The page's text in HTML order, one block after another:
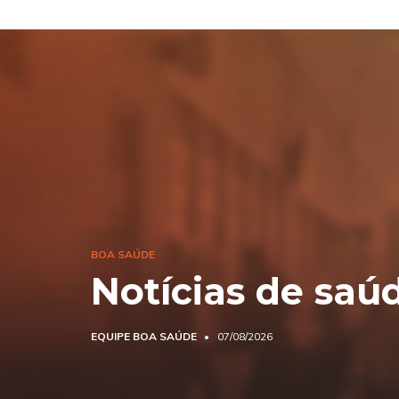
BOA SAÚDE
Notícias de
EQUIPE BOA SAÚDE 07/08/2026